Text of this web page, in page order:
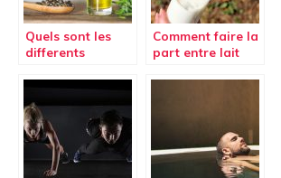
Quels sont les
differents
consommer du
CBD ?
Comment faire la
part entre lait
lait UHT ?